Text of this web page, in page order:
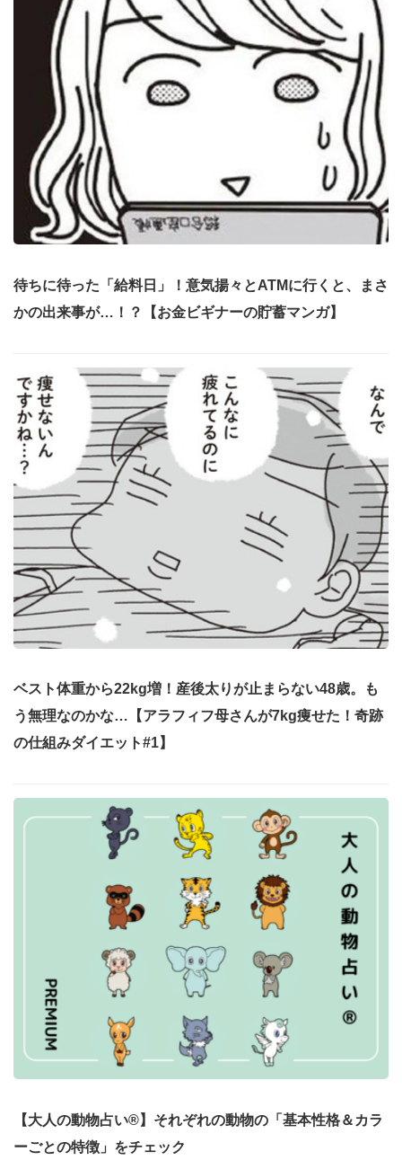
待ちに待った「給料日」！意気揚々とATMに行くと、まさ
かの出来事が…！？【お金ビギナーの貯蓄マンガ】
ベスト体重から22kg増！産後太りが止まらない48歳。も
う無理なのかな…【アラフィフ母さんが7kg痩せた！奇跡
の仕組みダイエット#1】
【大人の動物占い®】それぞれの動物の「基本性格＆カラ
ーごとの特徴」をチェック